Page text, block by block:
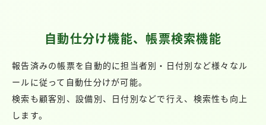
自動仕分け機能、帳票検索機能
報告済みの帳票を自動的に担当者別・日付別など様々なル
ールに従って自動仕分けが可能。
検索も顧客別、設備別、日付別などで行え、検索性も向上
します。